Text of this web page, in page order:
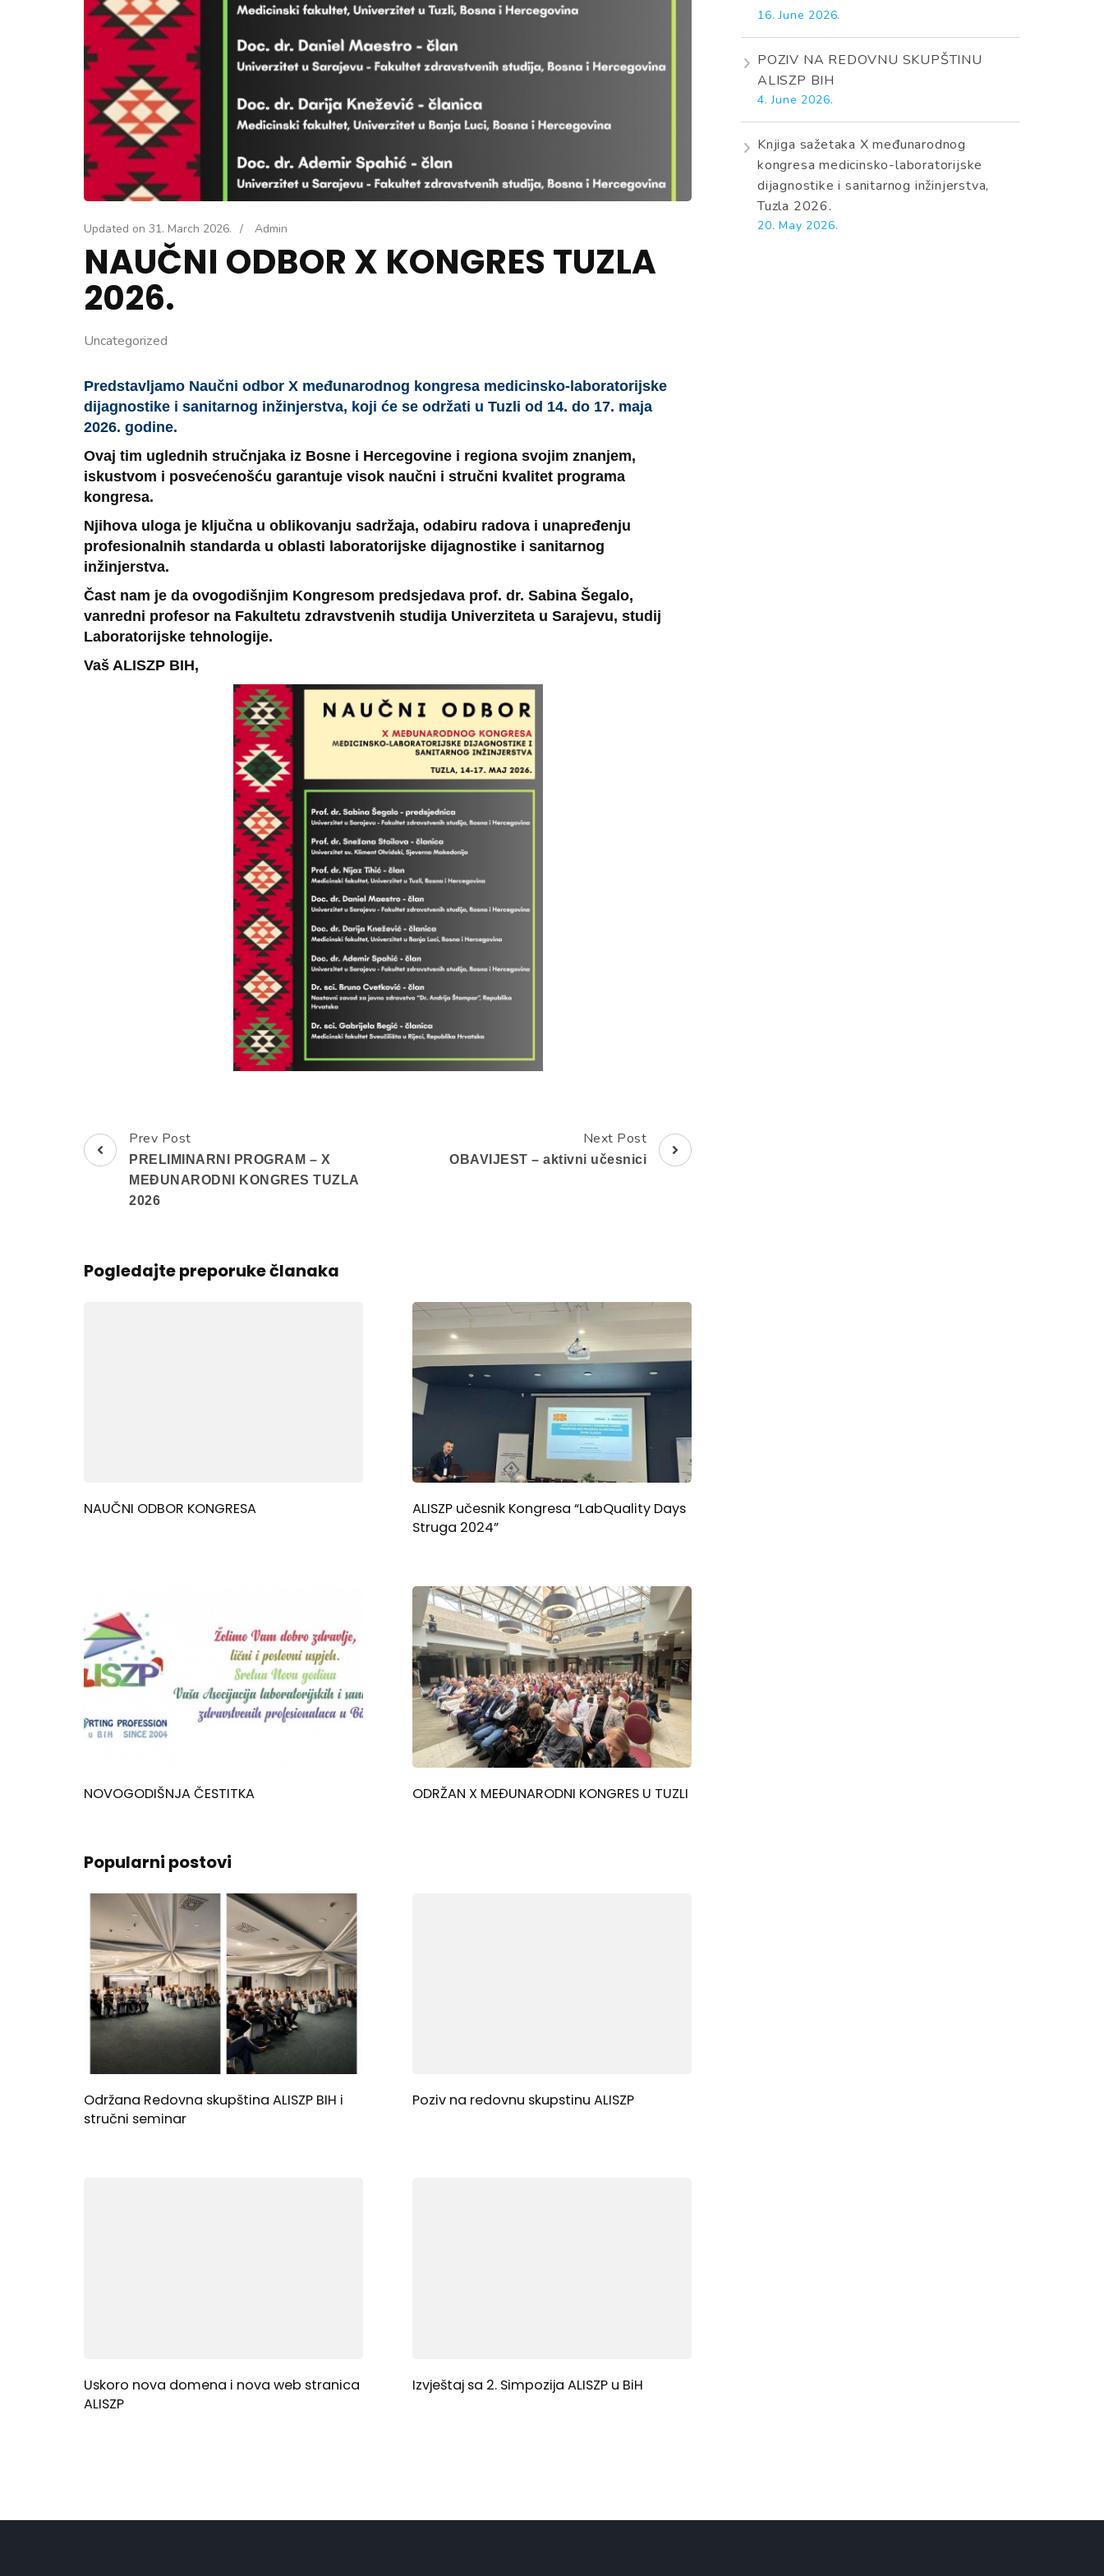
Updated on 31. March 2026. / Admin
NAUČNI ODBOR X KONGRES TUZLA
2026.
Uncategorized
Predstavljamo Naučni odbor X međunarodnog kongresa medicinsko-laboratorijske
dijagnostike i sanitarnog inžinjerstva, koji će se održati u Tuzli od 14. do 17. maja
2026. godine.
Ovaj tim uglednih stručnjaka iz Bosne i Hercegovine i regiona svojim znanjem,
iskustvom i posvećenošću garantuje visok naučni i stručni kvalitet programa
kongresa.
Njihova uloga je ključna u oblikovanju sadržaja, odabiru radova i unapređenju
profesionalnih standarda u oblasti laboratorijske dijagnostike i sanitarnog
inžinjerstva.
Čast nam je da ovogodišnjim Kongresom predsjedava prof. dr. Sabina Šegalo,
vanredni profesor na Fakultetu zdravstvenih studija Univerziteta u Sarajevu, studij
Laboratorijske tehnologije.
Vaš ALISZP BIH,
Post
Navigation
Prev Post
PRELIMINARNI PROGRAM – X
MEĐUNARODNI KONGRES TUZLA
2026
Next Post
OBAVIJEST – aktivni učesnici
Pogledajte preporuke članaka
NAUČNI ODBOR KONGRESA
ALISZP učesnik Kongresa “LabQuality Days
Struga 2024”
NOVOGODIŠNJA ČESTITKA ODRŽAN X MEĐUNARODNI KONGRES U TUZLI
Popularni postovi
Održana Redovna skupština ALISZP BIH i
stručni seminar
Poziv na redovnu skupstinu ALISZP
Uskoro nova domena i nova web stranica
ALISZP
Izvještaj sa 2. Simpozija ALISZP u BiH
16. June 2026.
POZIV NA REDOVNU SKUPŠTINU
ALISZP BIH
4. June 2026.
Knjiga sažetaka X međunarodnog
kongresa medicinsko-laboratorijske
dijagnostike i sanitarnog inžinjerstva,
Tuzla 2026.
20. May 2026.